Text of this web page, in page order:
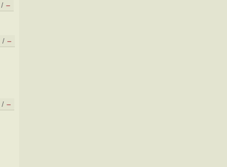
/ –
/ –
/ –